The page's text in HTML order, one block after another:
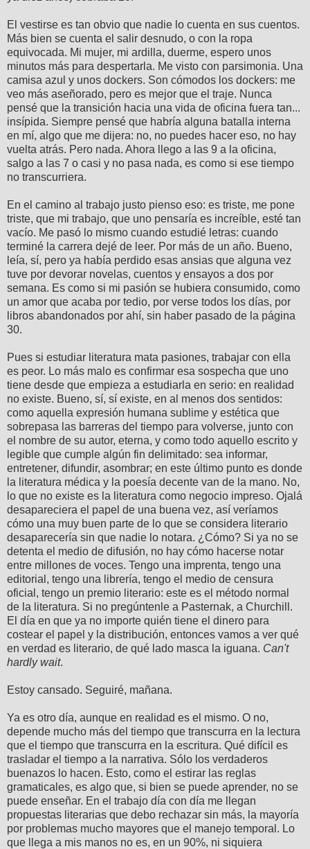
El vestirse es tan obvio que nadie lo cuenta en sus cuentos.
Más bien se cuenta el salir desnudo, o con la ropa
equivocada. Mi mujer, mi ardilla, duerme, espero unos
minutos más para despertarla. Me visto con parsimonia. Una
camisa azul y unos dockers. Son cómodos los dockers: me
veo más aseñorado, pero es mejor que el traje. Nunca
pensé que la transición hacia una vida de oficina fuera tan...
insípida. Siempre pensé que habría alguna batalla interna
en mí, algo que me dijera: no, no puedes hacer eso, no hay
vuelta atrás. Pero nada. Ahora llego a las 9 a la oficina,
salgo a las 7 o casi y no pasa nada, es como si ese tiempo
no transcurriera.
En el camino al trabajo justo pienso eso: es triste, me pone
triste, que mi trabajo, que uno pensaría es increíble, esté tan
vacío. Me pasó lo mismo cuando estudié letras: cuando
terminé la carrera dejé de leer. Por más de un año. Bueno,
leía, sí, pero ya había perdido esas ansias que alguna vez
tuve por devorar novelas, cuentos y ensayos a dos por
semana. Es como si mi pasión se hubiera consumido, como
un amor que acaba por tedio, por verse todos los días, por
libros abandonados por ahí, sin haber pasado de la página
30.
Pues si estudiar literatura mata pasiones, trabajar con ella
es peor. Lo más malo es confirmar esa sospecha que uno
tiene desde que empieza a estudiarla en serio: en realidad
no existe. Bueno, sí, sí existe, en al menos dos sentidos:
como aquella expresión humana sublime y estética que
sobrepasa las barreras del tiempo para volverse, junto con
el nombre de su autor, eterna, y como todo aquello escrito y
legible que cumple algún fin delimitado: sea informar,
entretener, difundir, asombrar; en este último punto es donde
la literatura médica y la poesía decente van de la mano. No,
lo que no existe es la literatura como negocio impreso. Ojalá
desapareciera el papel de una buena vez, así veríamos
cómo una muy buen parte de lo que se considera literario
desaparecería sin que nadie lo notara. ¿Cómo? Si ya no se
detenta el medio de difusión, no hay cómo hacerse notar
entre millones de voces. Tengo una imprenta, tengo una
editorial, tengo una librería, tengo el medio de censura
oficial, tengo un premio literario: este es el método normal
de la literatura. Si no pregúntenle a Pasternak, a Churchill.
El día en que ya no importe quién tiene el dinero para
costear el papel y la distribución, entonces vamos a ver qué
en verdad es literario, de qué lado masca la iguana. Can't
hardly wait.
Estoy cansado. Seguiré, mañana.
Ya es otro día, aunque en realidad es el mismo. O no,
depende mucho más del tiempo que transcurra en la lectura
que el tiempo que transcurra en la escritura. Qué difícil es
trasladar el tiempo a la narrativa. Sólo los verdaderos
buenazos lo hacen. Esto, como el estirar las reglas
gramaticales, es algo que, si bien se puede aprender, no se
puede enseñar. En el trabajo día con día me llegan
propuestas literarias que debo rechazar sin más, la mayoría
por problemas mucho mayores que el manejo temporal. Lo
que llega a mis manos no es, en un 90%, ni siquiera